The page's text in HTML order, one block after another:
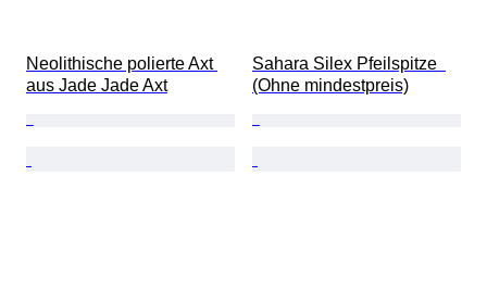
Neolithische polierte Axt
aus Jade Jade Axt
Sahara Silex Pfeilspitze
(Ohne mindestpreis)